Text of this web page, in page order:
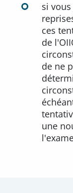
si
ces
de
de ne
une